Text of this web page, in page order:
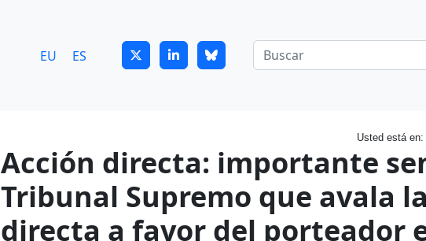
EU ES
Usted está en:
Acción directa: importante
Tribunal Supremo que avala
directa a favor del porteador